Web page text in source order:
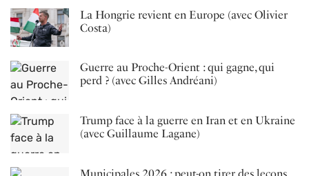
La Hongrie revient en Europe (avec Olivier
Costa)
Guerre au Proche-Orient : qui gagne, qui
perd ? (avec Gilles Andréani)
Trump face à la guerre en Iran et en Ukraine
(avec Guillaume Lagane)
Municipales 2026 : peut-on tirer des leçons